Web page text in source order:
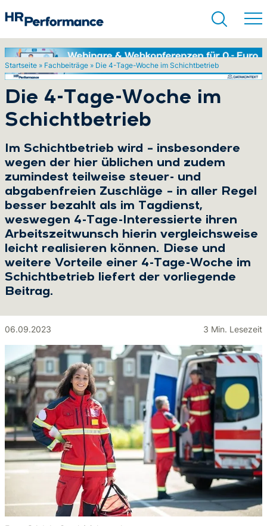
Startseite » Fachbeiträge » Die 4-Tage-Woche im Schichtbetrieb
Die 4-Tage-Woche im
Schichtbetrieb
Im Schichtbetrieb wird – insbesondere
wegen der hier üblichen und zudem
zumindest teilweise steuer- und
abgabenfreien Zuschläge – in aller Regel
besser bezahlt als im Tagdienst,
weswegen 4-Tage-Interessierte ihren
Arbeitszeitwunsch hierin vergleichsweise
leicht realisieren können. Diese und
weitere Vorteile einer 4-Tage-Woche im
Schichtbetrieb liefert der vorliegende
Beitrag.
06.09.2023 3 Min. Lesezeit